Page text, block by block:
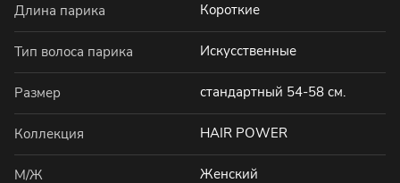
Длина парика Короткие
Тип волоса парика Искусственные
Размер стандартный 54-58 см.
Коллекция HAIR POWER
М/Ж Женский